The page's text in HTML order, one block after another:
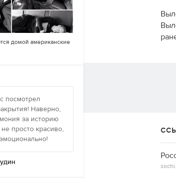
домой американские
посмотрел
Наверно,
за историю
просто красиво,